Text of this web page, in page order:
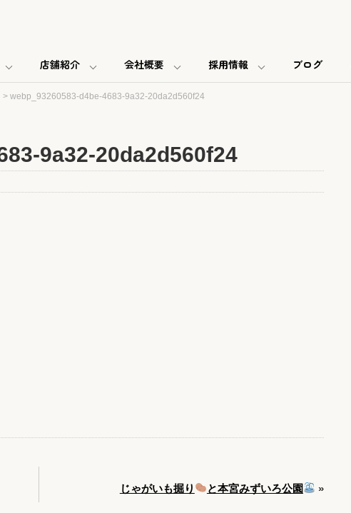
店舗紹介 会社概要 採用情報 ブログ
>webp_93260583-d4be-4683-9a32-20da2d560f24
9a32-20da2d560f24
じゃがいも掘り と本宮みずいろ公園 »